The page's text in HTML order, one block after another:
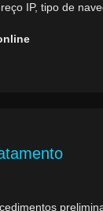
IP, tipo de